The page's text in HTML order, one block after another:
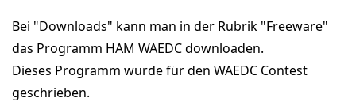
Bei "Downloads" kann man in der Rubrik "Freeware"
das Programm HAM WAEDC downloaden.
Dieses Programm wurde für den WAEDC Contest
geschrieben.